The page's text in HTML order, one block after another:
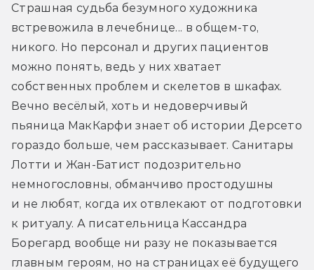
Страшная судьба безумного художника
встревожила в лечебнице... в общем-то,
никого. Но персонал и других пациентов
можно понять, ведь у них хватает
собственных проблем и скелетов в шкафах.
Вечно весёлый, хоть и недоверчивый
пьяница МакКарфи знает об истории Дерсето
гораздо больше, чем рассказывает. Санитары
Лотти и Жан-Батист подозрительно
немногословны, обманчиво простодушны
и не любят, когда их отвлекают от подготовки
к ритуалу. А писательница Кассандра
Борегард вообще ни разу не показывается
главным героям, но на страницах её будущего